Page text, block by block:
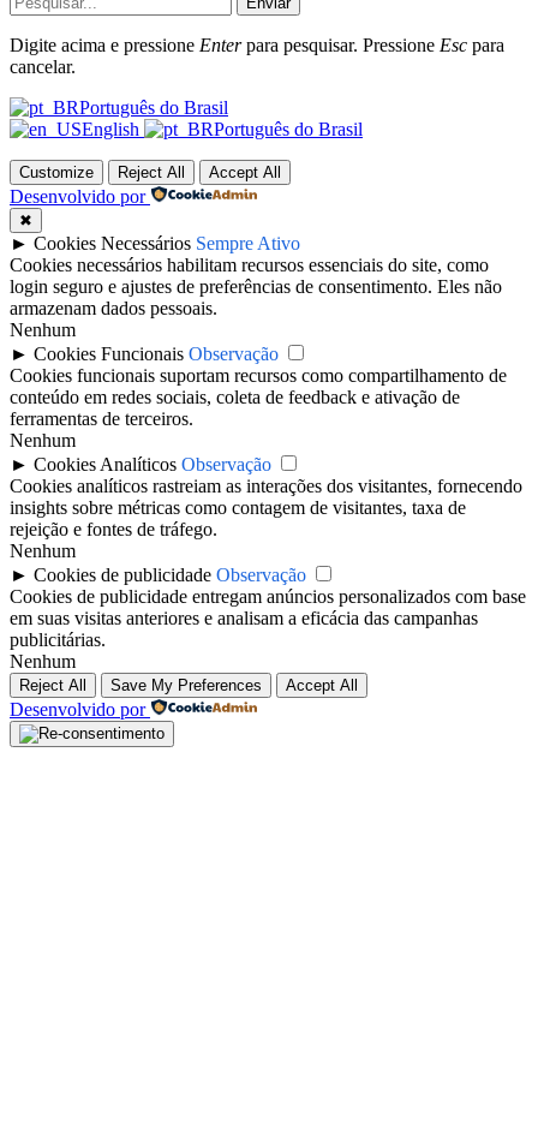
Digite acima e pressione Enterpara pesquisar. Pressione Esc para
cancelar.
Português do Brasil
English
Português do Brasil
Customize Reject All Accept All
Desenvolvido por
✖
► Cookies Necessários Sempre Ativo
Cookies necessários habilitam recursos essenciais do site, como
login seguro e ajustes de preferências de consentimento. Eles não
armazenam dados pessoais.
Nenhum
► Cookies Funcionais Observação
Cookies funcionais suportam recursos como compartilhamento de
conteúdo em redes sociais, coleta de feedback e ativação de
ferramentas de terceiros.
Nenhum
► Cookies Analíticos Observação
Cookies analíticos rastreiam as interações dos visitantes, fornecendo
insights sobre métricas como contagem de visitantes, taxa de
rejeição e fontes de tráfego.
Nenhum
► Cookies de publicidade Observação
Cookies de publicidade entregam anúncios personalizados com base
em suas visitas anteriores e analisam a eficácia das campanhas
publicitárias.
Nenhum
Reject All Save My Preferences Accept All
Desenvolvido por